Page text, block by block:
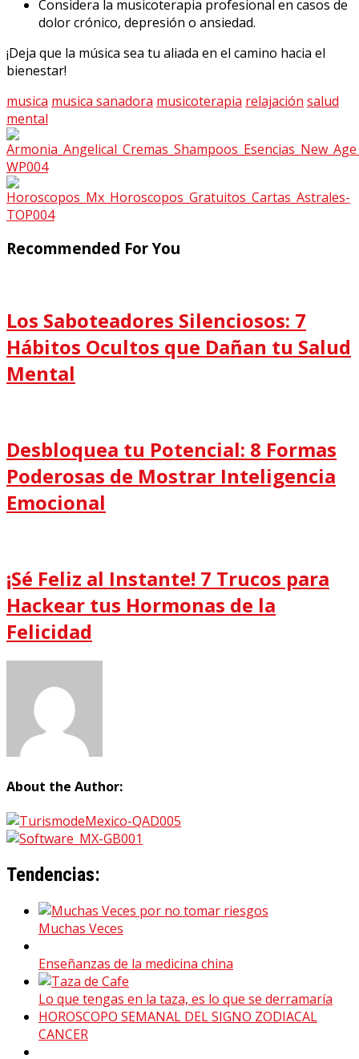
Considera la musicoterapia profesional en casos de
dolor crónico, depresión o ansiedad.
¡Deja que la música sea tu aliada en el camino hacia el
bienestar!
musica musica sanadora musicoterapia relajación salud
mental
Recommended For You
Los Saboteadores Silenciosos: 7
Hábitos Ocultos que Dañan tu Salud
Mental
Desbloquea tu Potencial: 8 Formas
Poderosas de Mostrar Inteligencia
Emocional
¡Sé Feliz al Instante! 7 Trucos para
Hackear tus Hormonas de la
Felicidad
About the Author:
Tendencias:
Muchas Veces
Enseñanzas de la medicina china
Lo que tengas en la taza, es lo que se derramaría
HOROSCOPO SEMANAL DEL SIGNO ZODIACAL
CANCER